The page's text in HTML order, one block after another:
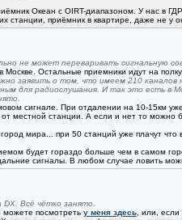
Океан с OIRT-диапазоном. У нас в
станции, приёмник в квартире, даже не
не может переваривать сигнальную
Остальные приемники идут на полку.
заявить о том, что имеем 210
для радиослушания. И так это есть в
сигнале. При отдалении на 10-15км
от местной станции. А если и нет то
мира... при 50 станций уже плачут
будет гораздо больше чем в самом
сигналы. В любом случае ловить
Всё чётко занято.
можете посмотреть у меня здесь, или, если